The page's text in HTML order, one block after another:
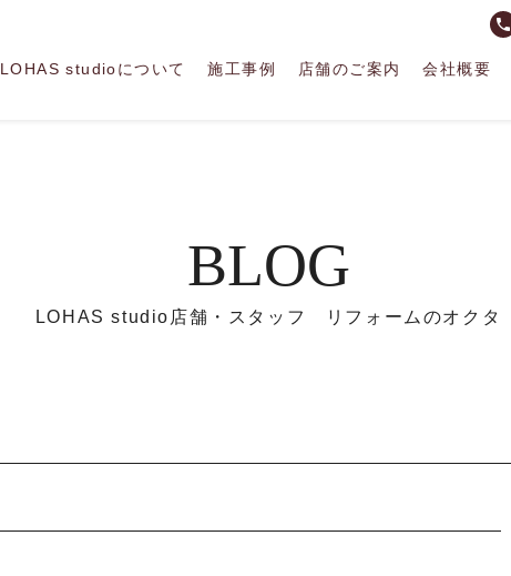
phone
LOHAS studioについて 施工事例 店舗のご案内 会社概要
BLOG
LOHAS studio店舗・スタッフ リフォームのオクタ